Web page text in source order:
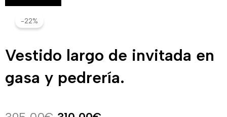
-22%
Vestido largo de invitada en
gasa y pedrería.